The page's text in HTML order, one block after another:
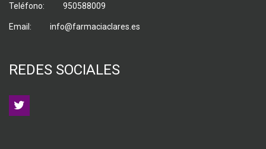
Teléfono: 950588009
Email: info@farmaciaclares.es
REDES SOCIALES